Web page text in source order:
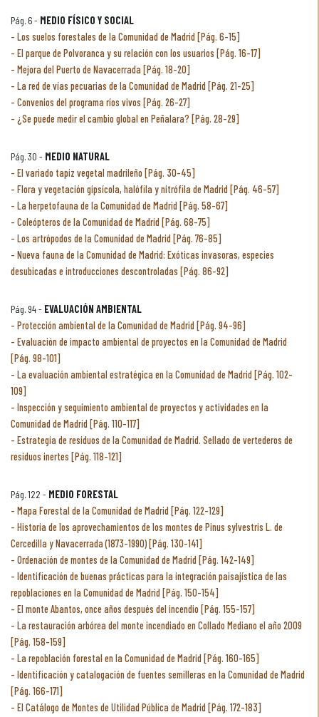
Pág. 6 - MEDIO FÍSICO Y SOCIAL
Los suelos forestales de la Comunidad de Madrid [Pág. 6-15]
El parque de Polvoranca y su relación con los usuarios [Pág. 16-17]
Mejora del Puerto de Navacerrada [Pág. 18-20]
La red de vías pecuarias de la Comunidad de Madrid [Pág. 21-25]
Convenios del programa ríos vivos [Pág. 26-27]
¿Se puede medir el cambio global en Peñalara? [Pág. 28-29]
Pág. 30 - MEDIO NATURAL
El variado tapiz vegetal madrileño [Pág. 30-45]
Flora y vegetación gipsícola, halófila y nitrófila de Madrid [Pág. 46-57]
La herpetofauna de la Comunidad de Madrid [Pág. 58-67]
Coleópteros de la Comunidad de Madrid [Pág. 68-75]
Los artrópodos de la Comunidad de Madrid [Pág. 76-85]
Nueva fauna de la Comunidad de Madrid: Exóticas invasoras, especies
desubicadas e introducciones descontroladas [Pág. 86-92]
Pág. 94 - EVALUACIÓN AMBIENTAL
Protección ambiental de la Comunidad de Madrid [Pág. 94-96]
Evaluación de impacto ambiental de proyectos en la Comunidad de Madrid
[Pág. 98-101]
La evaluación ambiental estratégica en la Comunidad de Madrid [Pág. 102-
109]
Inspección y seguimiento ambiental de proyectos y actividades en la
Comunidad de Madrid [Pág. 110-117]
Estrategia de residuos de la Comunidad de Madrid. Sellado de vertederos de
residuos inertes [Pág. 118-121]
Pág. 122 - MEDIO FORESTAL
Mapa Forestal de la Comunidad de Madrid [Pág. 122-129]
Historia de los aprovechamientos de los montes de Pinus sylvestris L. de
Cercedilla y Navacerrada (1873-1990) [Pág. 130-141]
Ordenación de montes de la Comunidad de Madrid [Pág. 142-149]
Identificación de buenas prácticas para la integración paisajística de las
repoblaciones en la Comunidad de Madrid [Pág. 150-154]
El monte Abantos, once años después del incendio [Pág. 155-157]
La restauración arbórea del monte incendiado en Collado Mediano el año 2009
[Pág. 158-159]
La repoblación forestal en la Comunidad de Madrid [Pág. 160-165]
Identificación y catalogación de fuentes semilleras en la Comunidad de Madrid
[Pág. 166-171]
El Catálogo de Montes de Utilidad Pública de Madrid [Pág. 172-183]